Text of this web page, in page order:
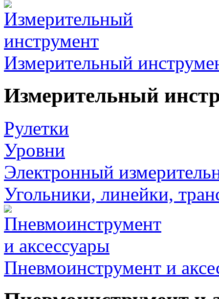
Измерительный
Измерительный
Рулетки
Уровни
Электронный
Угольники, линейки,
Пневмоинструмент и